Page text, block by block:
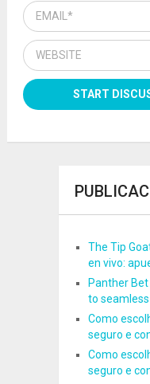
The Tip
en vivo:
Panther
to
Como
seguro e
Como
seguro e